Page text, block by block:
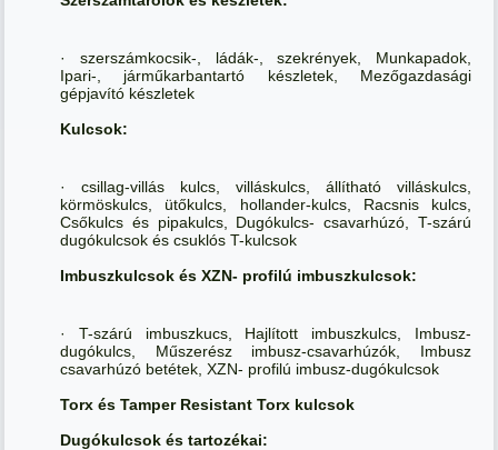
· szerszámkocsik-, ládák-, szekrények, Munkapadok,
Ipari-, járműkarbantartó készletek, Mezőgazdasági
gépjavító készletek
Kulcsok:
· csillag-villás kulcs, villáskulcs, állítható villáskulcs,
körmöskulcs, ütőkulcs, hollander-kulcs, Racsnis kulcs,
Csőkulcs és pipakulcs, Dugókulcs- csavarhúzó, T-szárú
dugókulcsok és csuklós T-kulcsok
Imbuszkulcsok és XZN- profilú imbuszkulcsok:
· T-szárú imbuszkucs, Hajlított imbuszkulcs, Imbusz-
dugókulcs, Műszerész imbusz-csavarhúzók, Imbusz
csavarhúzó betétek, XZN- profilú imbusz-dugókulcsok
Torx és Tamper Resistant Torx kulcsok
Dugókulcsok és tartozékai: